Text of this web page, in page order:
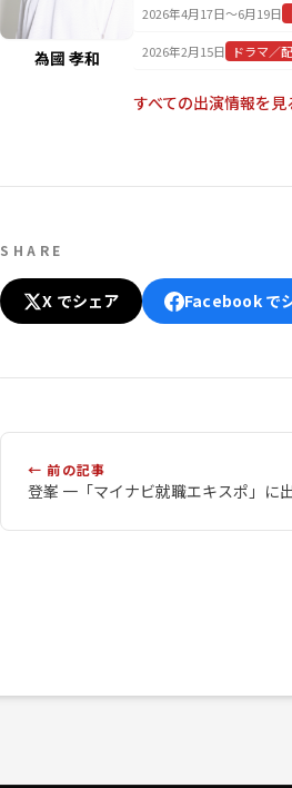
為國 孝和
2026年4月17日〜6月19日
2026年2月15日 ドラマ／
すべての出演情報を
SHARE
X でシェア Facebook で
← 前の記事
登峯 一「マイナビ就職エキスポ」に